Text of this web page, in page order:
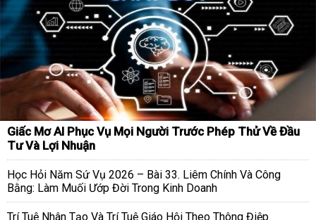
Giấc Mơ AI Phục Vụ Mọi Người Trước Phép Thử Về Đầu
Tư Và Lợi Nhuận
Học Hỏi Năm Sứ Vụ 2026 – Bài 33. Liêm Chính Và Công
Bằng: Làm Muối Ướp Đời Trong Kinh Doanh
Trí Tuệ Nhân Tạo Và Trí Tuệ Giáo Hội Theo Thông Điệp